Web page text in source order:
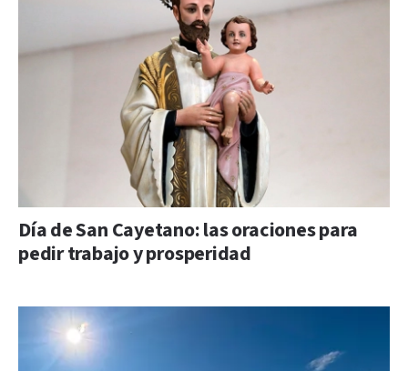
Día de San Cayetano: las oraciones para
pedir trabajo y prosperidad